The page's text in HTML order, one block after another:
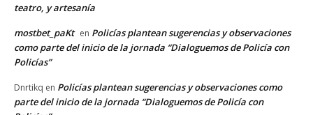
teatro, y artesanía
mostbet_paKt en Policías plantean sugerencias y observaciones
como parte del inicio de la jornada “Dialoguemos de Policía con
Policías”
Dnrtikq en Policías plantean sugerencias y observaciones como
parte del inicio de la jornada “Dialoguemos de Policía con